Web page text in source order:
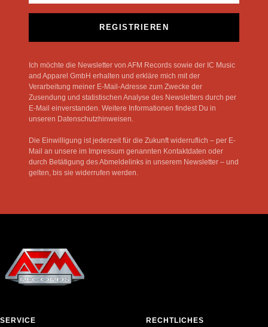
REGISTRIEREN
Ich möchte die Newsletter von AFM Records sowie der IC Music
and Apparel GmbH erhalten und erkläre mich mit der
Verarbeitung meiner E-Mail-Adresse zum Zwecke der
Zusendung und statistischen Analyse des Newsletters durch per
E-Mail einverstanden. Weitere Informationen findest Du in
unseren Datenschutzhinweisen.
Die Einwilligung ist jederzeit für die Zukunft widerruflich – per E-
Mail an unsere im Impressum genannten Kontaktdaten oder
durch Betätigung des Abmeldelinks in unserem Newsletter – und
gelten, bis sie widerrufen werden.
SERVICE RECHTLICHES